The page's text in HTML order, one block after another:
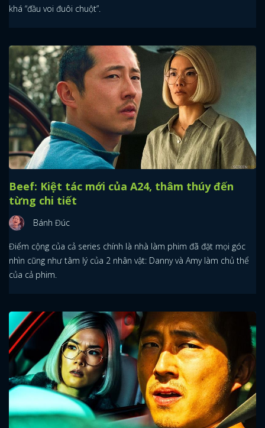
khá “đầu voi đuôi chuột”.
Beef: Kiệt tác mới của A24, thâm thúy đến
từng chi tiết
Bánh Đúc
Điểm cộng của cả series chính là nhà làm phim đã đặt mọi góc
nhìn cũng như tâm lý của 2 nhân vật: Danny và Amy làm chủ thể
của cả phim.